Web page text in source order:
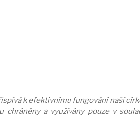
k efektivnímu fungování naší
chráněny a využívány pouze v